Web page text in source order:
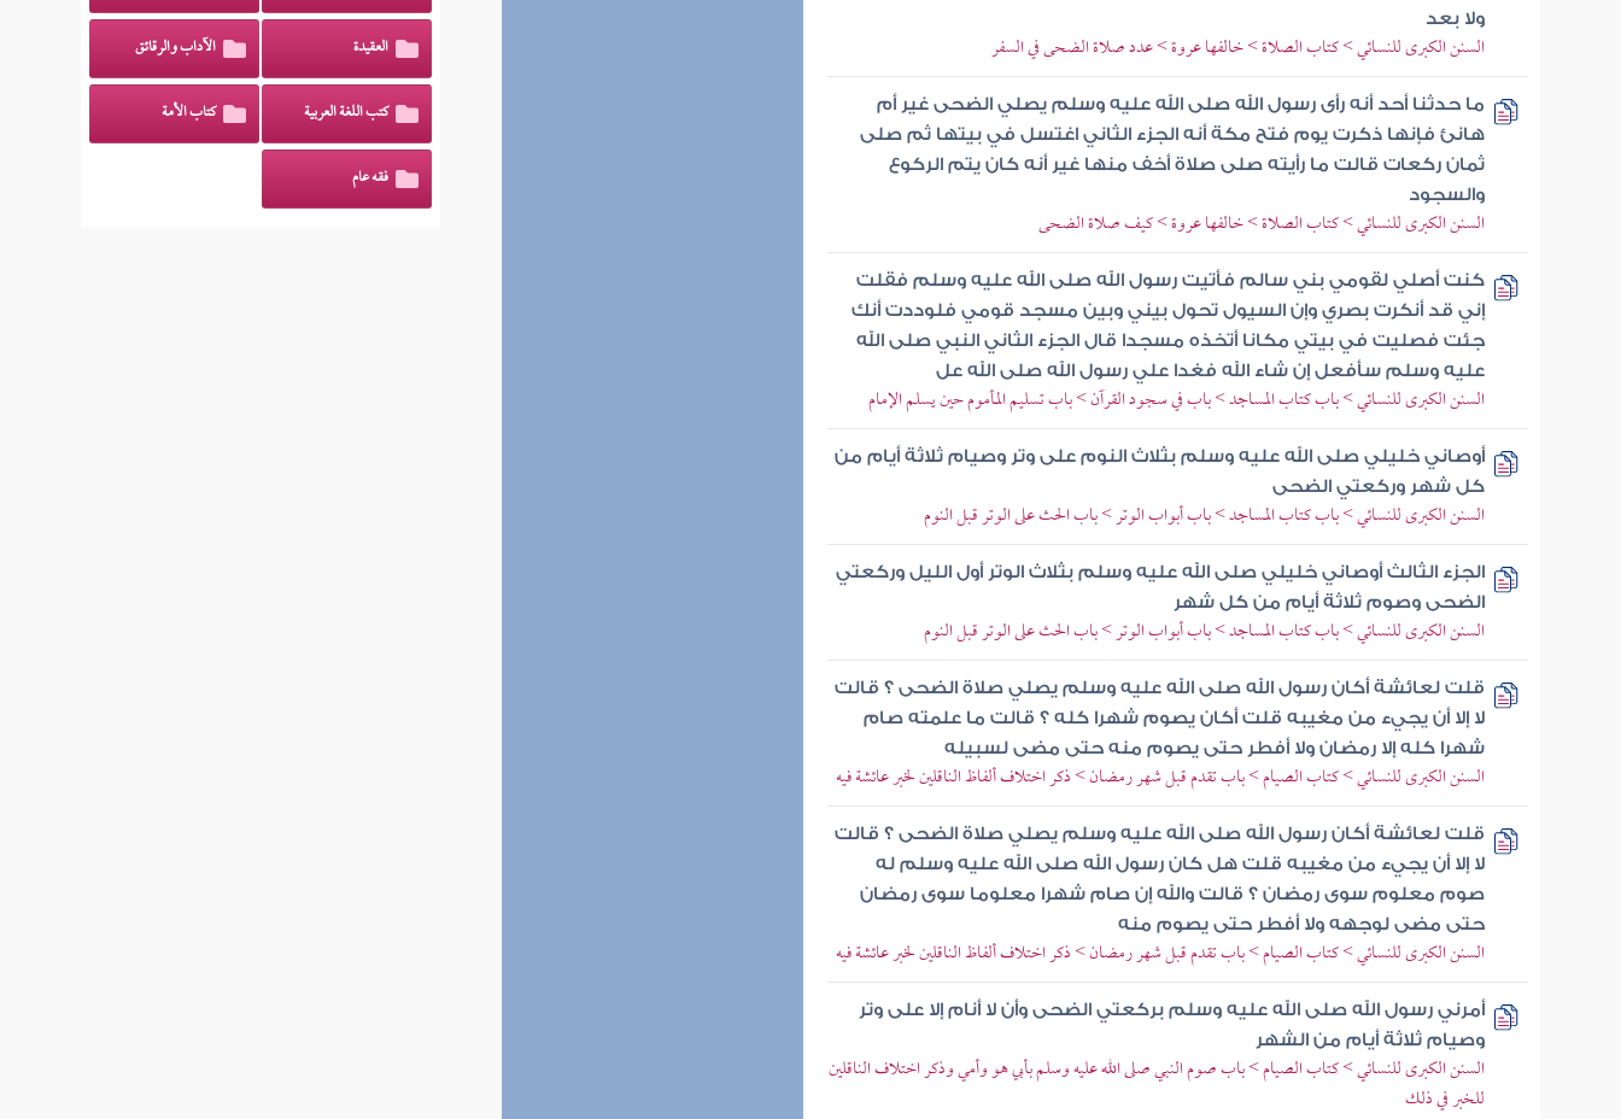
ولا بعد
السنن الكبرى للنسائي > كتاب الصلاة > خالفها عروة > عدد صلاة الضحى في السفر
ما حدثنا أحد أنه رأى رسول الله صلى الله عليه وسلم يصلي الضحى غير أم
هانئ فإنها ذكرت يوم فتح مكة أنه الجزء الثاني اغتسل في بيتها ثم صلى
ثمان ركعات قالت ما رأيته صلى صلاة أخف منها غير أنه كان يتم الركوع
والسجود
السنن الكبرى للنسائي > كتاب الصلاة > خالفها عروة > كيف صلاة الضحى
كنت أصلي لقومي بني سالم فأتيت رسول الله صلى الله عليه وسلم فقلت
إني قد أنكرت بصري وإن السيول تحول بيني وبين مسجد قومي فلوددت أنك
جئت فصليت في بيتي مكانا أتخذه مسجدا قال الجزء الثاني النبي صلى الله
عليه وسلم سأفعل إن شاء الله فغدا علي رسول الله صلى الله عل
السنن الكبرى للنسائي > باب كتاب المساجد > باب في سجود القرآن > باب تسليم المأموم حين يسلم الإمام
أوصاني خليلي صلى الله عليه وسلم بثلاث النوم على وتر وصيام ثلاثة أيام من
كل شهر وركعتي الضحى
السنن الكبرى للنسائي > باب كتاب المساجد > باب أبواب الوتر > باب الحث على الوتر قبل النوم
الجزء الثالث أوصاني خليلي صلى الله عليه وسلم بثلاث الوتر أول الليل وركعتي
الضحى وصوم ثلاثة أيام من كل شهر
السنن الكبرى للنسائي > باب كتاب المساجد > باب أبواب الوتر > باب الحث على الوتر قبل النوم
قلت لعائشة أكان رسول الله صلى الله عليه وسلم يصلي صلاة الضحى ؟ قالت
لا إلا أن يجيء من مغيبه قلت أكان يصوم شهرا كله ؟ قالت ما علمته صام
شهرا كله إلا رمضان ولا أفطر حتى يصوم منه حتى مضى لسبيله
السنن الكبرى للنسائي > كتاب الصيام > باب تقدم قبل شهر رمضان > ذكر اختلاف ألفاظ الناقلين لخبر عائشة فيه
قلت لعائشة أكان رسول الله صلى الله عليه وسلم يصلي صلاة الضحى ؟ قالت
لا إلا أن يجيء من مغيبه قلت هل كان رسول الله صلى الله عليه وسلم له
صوم معلوم سوى رمضان ؟ قالت والله إن صام شهرا معلوما سوى رمضان
حتى مضى لوجهه ولا أفطر حتى يصوم منه
السنن الكبرى للنسائي > كتاب الصيام > باب تقدم قبل شهر رمضان > ذكر اختلاف ألفاظ الناقلين لخبر عائشة فيه
أمرني رسول الله صلى الله عليه وسلم بركعتي الضحى وأن لا أنام إلا على وتر
وصيام ثلاثة أيام من الشهر
السنن الكبرى للنسائي > كتاب الصيام > باب صوم النبي صلى الله عليه وسلم بأبي هو وأمي وذكر اختلاف الناقلين
للخبر في ذلك
العقيدة الآداب والرقائق
كتب اللغة العربية كتاب الأمة
فقه عام